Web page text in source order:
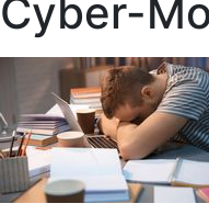
Cyber-